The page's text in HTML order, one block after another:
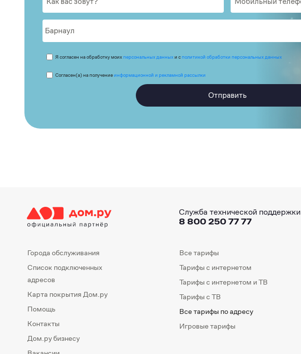
Я согласен на обработку моихперсональных данныхи сполитикой обработки персональных данных
Согласен(а) на получениеинформационной и рекламной рассылки
Отправить
Служба технической поддержки
8 800 250 77 77
Города обслуживания
Список подключенных
адресов
Карта покрытия Дом.ру
Помощь
Контакты
Дом.ру бизнесу
Все тарифы
Тарифы с интернетом
Тарифы с интернетом и ТВ
Тарифы с ТВ
Все тарифы по адресу
Игровые тарифы